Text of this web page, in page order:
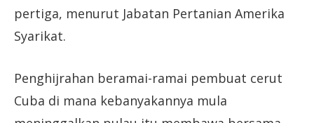
pertiga, menurut Jabatan Pertanian Amerika
Syarikat.
Penghijrahan beramai-ramai pembuat cerut
Cuba di mana kebanyakannya mula